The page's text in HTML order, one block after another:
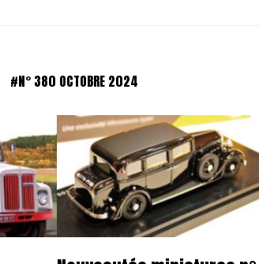
#N° 380 OCTOBRE 2024